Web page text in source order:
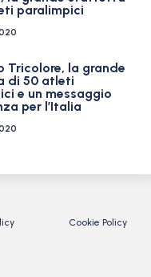
paralimpici
Tricolore, la grande
di 50 atleti
e un messaggio
per l’Italia
Cookie Policy